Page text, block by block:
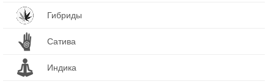
Гибриды
Сатива
Индика